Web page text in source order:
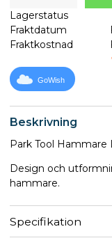
Beskrivning
Park Tool Hammare
Design och
hammare.
Specifikation
Lagerstatus
Fraktdatum
Fraktkostnad
GoWish